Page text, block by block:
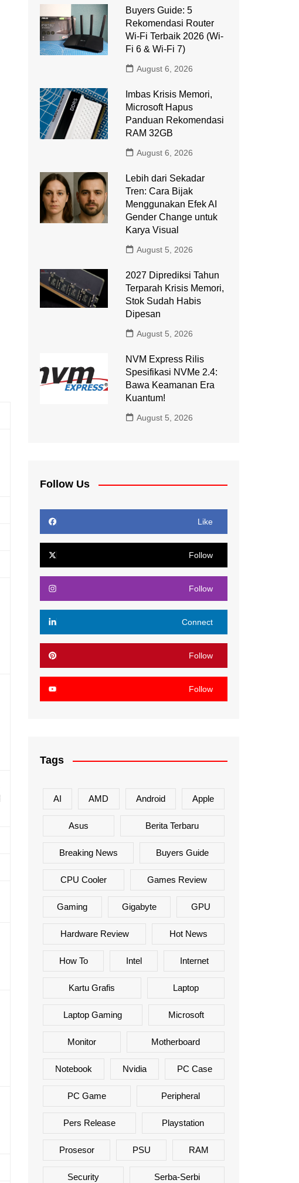
Buyers Guide: 5
Rekomendasi Router
Wi-Fi Terbaik 2026 (Wi-
Fi 6 & Wi-Fi 7)
August 6, 2026
Imbas Krisis Memori,
Microsoft Hapus
Panduan Rekomendasi
RAM 32GB
August 6, 2026
Lebih dari Sekadar
Tren: Cara Bijak
Menggunakan Efek AI
Gender Change untuk
Karya Visual
August 5, 2026
2027 Diprediksi Tahun
Terparah Krisis Memori,
Stok Sudah Habis
Dipesan
August 5, 2026
NVM Express Rilis
Spesifikasi NVMe 2.4:
Bawa Keamanan Era
Kuantum!
August 5, 2026
Follow Us
Like
Follow
Follow
Connect
Follow
Follow
Tags
AI AMD Android Apple
Asus Berita Terbaru
Breaking News Buyers Guide
CPU Cooler Games Review
Gaming Gigabyte GPU
Hardware Review Hot News
How To Intel Internet
Kartu Grafis Laptop
Laptop Gaming Microsoft
Monitor Motherboard
Notebook Nvidia PC Case
PC Game Peripheral
Pers Release Playstation
Prosesor PSU RAM
Security Serba-Serbi